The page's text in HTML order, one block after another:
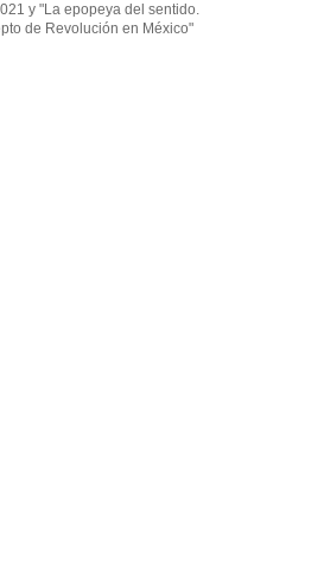
y "La epopeya del sentido.
de Revolución en México"